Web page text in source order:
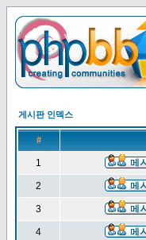
게시판 인덱스
#
1
2
3
4